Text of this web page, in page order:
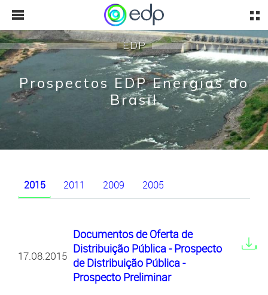
Prospectos EDP Energias do
Brasil
EDP
2015 2011 2009 2005
17.08.2015
Documentos de Oferta de
Distribuição Pública - Prospecto
de Distribuição Pública -
Prospecto Preliminar